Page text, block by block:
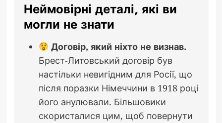
Неймовірні деталі, які ви
могли не знати
Договір, який ніхто не визнав.
Брест-Литовський договір був
настільки невигідним для Росії, що
після поразки Німеччини в 1918 році
його анулювали. Більшовики
скористалися цим, щоб повернути